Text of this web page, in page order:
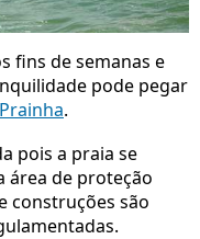
fins de semanas e
pode pegar
Prainha.
pois a praia se
área de proteção
construções são